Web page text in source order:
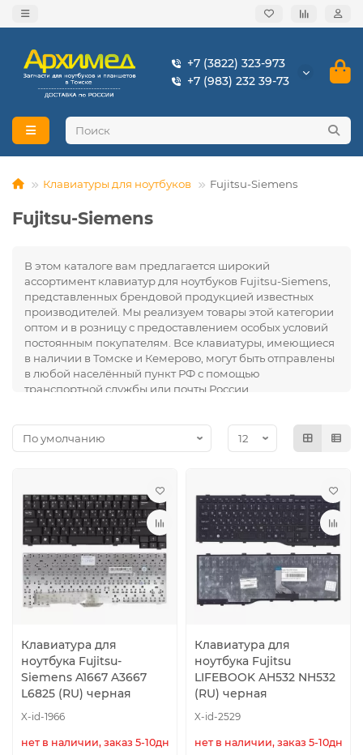
+7 (3822) 323-973
+7 (983) 232 39-73
Клавиатуры для ноутбуков Fujitsu-Siemens
Fujitsu-Siemens
В этом каталоге вам предлагается широкий
ассортимент клавиатур для ноутбуков Fujitsu-Siemens,
представленных брендовой продукцией известных
производителей. Мы реализуем товары этой категории
оптом и в розницу с предоставлением особых условий
постоянным покупателям. Все клавиатуры, имеющиеся
в наличии в Томске и Кемерово, могут быть отправлены
в любой населённый пункт РФ с помощью
транспортной службы или почты России.
Клавиатура для
ноутбука Fujitsu-
Siemens A1667 A3667
L6825 (RU) черная
X-id-1966
нет в наличии, заказ 5-10дн.
Клавиатура для
ноутбука Fujitsu
LIFEBOOK AH532 NH532
(RU) черная
X-id-2529
нет в наличии, заказ 5-10дн.